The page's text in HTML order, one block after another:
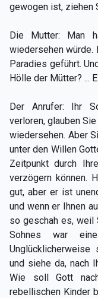
gewogen ist, ziehen
Die Mutter: Man
wiedersehen würde.
Paradies geführt.
Hölle der Mütter? ...
Der Anrufer: Ihr
verloren, glauben
wiedersehen. Aber
unter den Willen
Zeitpunkt durch
verzögern können.
gut, aber er ist
und wenn er Ihnen
so geschah es, weil
Sohnes war
und siehe da, nach
Wie soll Gott
rebellischen Kinder